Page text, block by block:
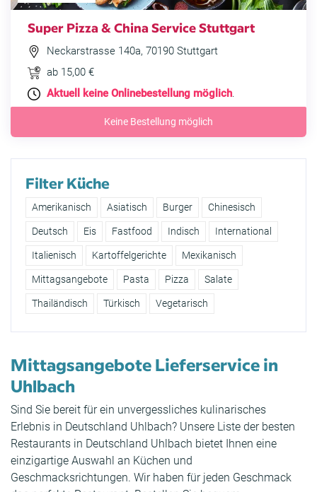
Super Pizza & China Service Stuttgart
Neckarstrasse 140a, 70190 Stuttgart
ab 15,00 €
Aktuell keine Onlinebestellung möglich.
Keine Bestellung möglich
Filter Küche
Amerikanisch Asiatisch Burger Chinesisch
Deutsch Eis Fastfood Indisch International
Italienisch Kartoffelgerichte Mexikanisch
Mittagsangebote Pasta Pizza Salate
Thailändisch Türkisch Vegetarisch
Mittagsangebote Lieferservice in
Uhlbach
Sind Sie bereit für ein unvergessliches kulinarisches
Erlebnis in Deutschland Uhlbach? Unsere Liste der besten
Restaurants in Deutschland Uhlbach bietet Ihnen eine
einzigartige Auswahl an Küchen und
Geschmacksrichtungen. Wir haben für jeden Geschmack